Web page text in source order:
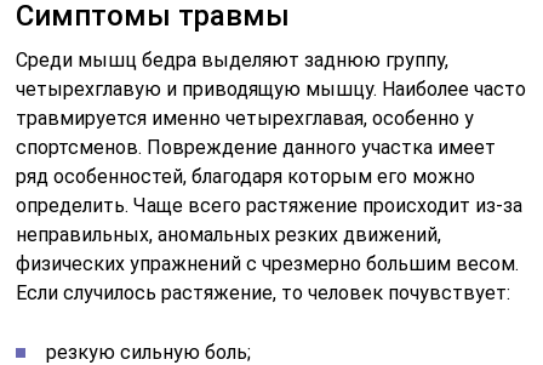
Симптомы травмы
Среди мышц бедра выделяют заднюю группу,
четырехглавую и приводящую мышцу. Наиболее часто
травмируется именно четырехглавая, особенно у
спортсменов. Повреждение данного участка имеет
ряд особенностей, благодаря которым его можно
определить. Чаще всего растяжение происходит из-за
неправильных, аномальных резких движений,
физических упражнений с чрезмерно большим весом.
Если случилось растяжение, то человек почувствует:
резкую сильную боль;